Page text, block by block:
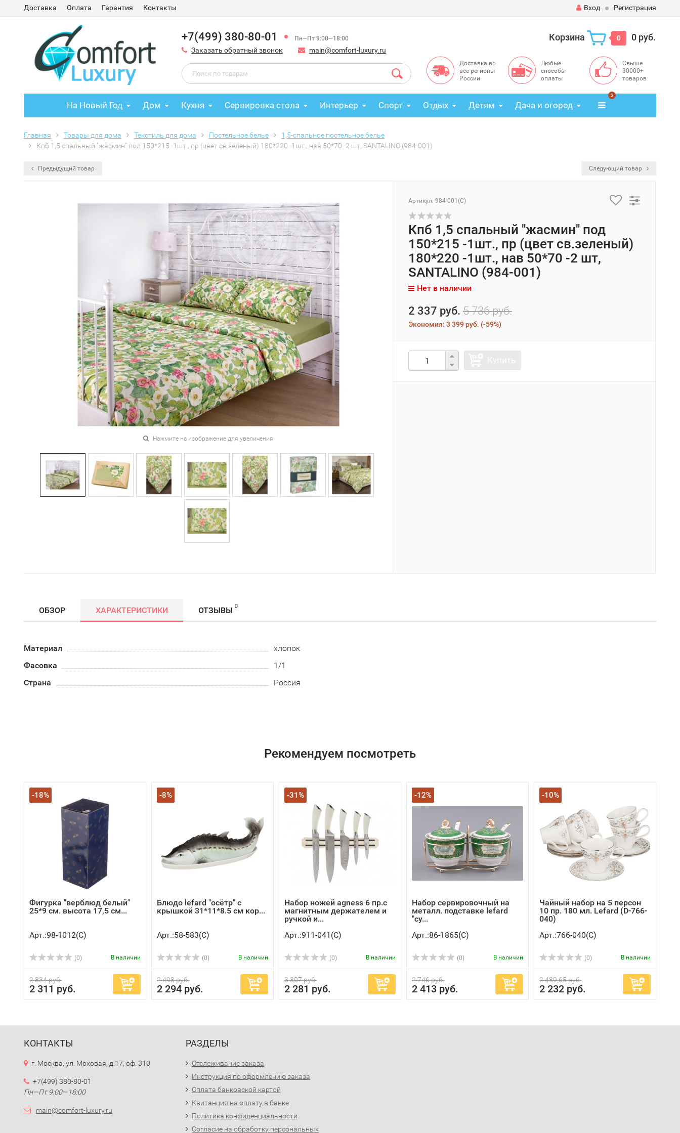
Доставка Оплата Гарантия Контакты Вход Регистрация
+7(499) 380-80-01 Пн—Пт 9:00—18:00
Заказать обратный звонок main@comfort-luxury.ru
Корзина 0 0 руб.
Доставка во
все регионы
России
Любые
способы
оплаты
Свыше
30000+
товаров
На Новый Год Дом Кухня Сервировка стола Интерьер Спорт Отдых Детям Дача и огород
3
Главная Товары для дома Текстиль для дома Постельное белье
1,5-спальное постельное белье
Кпб 1,5 спальный "жасмин" под 150*215 -1шт., пр (цвет св.зеленый) 180*220 -1шт., нав 50*70 -2 шт, SANTALINO (984-001)
Предыдущий товар Следующий товар
Нажмите на изображение для увеличения
Артикул: 984-001(C)
Кпб 1,5 спальный "жасмин" под
150*215 -1шт., пр (цвет св.зеленый)
180*220 -1шт., нав 50*70 -2 шт,
SANTALINO (984-001)
Нет в наличии
2 337 руб. 5 736 руб.
Экономия: 3 399 руб. (-59%)
ОБЗОР ХАРАКТЕРИСТИКИ ОТЗЫВЫ 0
Материал
хлопок
Фасовка
1/1
Страна
Россия
Рекомендуем посмотреть
-18%
Фигурка "верблюд белый"
25*9 см. высота 17,5 см...
Арт.:98-1012(C)
(0) В наличии
2 834 руб.
2 311 руб.
-8%
Блюдо lefard "осётр" с
крышкой 31*11*8.5 см кор...
Арт.:58-583(C)
(0) В наличии
2 498 руб.
2 294 руб.
-31%
Набор ножей agness 6 пр.с
магнитным держателем и
ручкой и...
Арт.:911-041(C)
(0) В наличии
3 307 руб.
2 281 руб.
-12%
Набор сервировочный на
металл. подставке lefard
"су...
Арт.:86-1865(C)
(0) В наличии
2 746 руб.
2 413 руб.
-10%
Чайный набор на 5 персон
10 пр. 180 мл. Lefard (D-766-
040)
Арт.:766-040(C)
(0) В наличии
2 489,65 руб.
2 232 руб.
КОНТАКТЫ
г. Москва, ул. Моховая, д.17, оф. 310
+7(499) 380-80-01
Пн—Пт 9:00—18:00
main@comfort-luxury.ru
РАЗДЕЛЫ
Отслеживание заказа
Инструкция по оформлению заказа
Оплата банковской картой
Квитанция на оплату в банке
Политика конфиденциальности
Согласие на обработку персональных